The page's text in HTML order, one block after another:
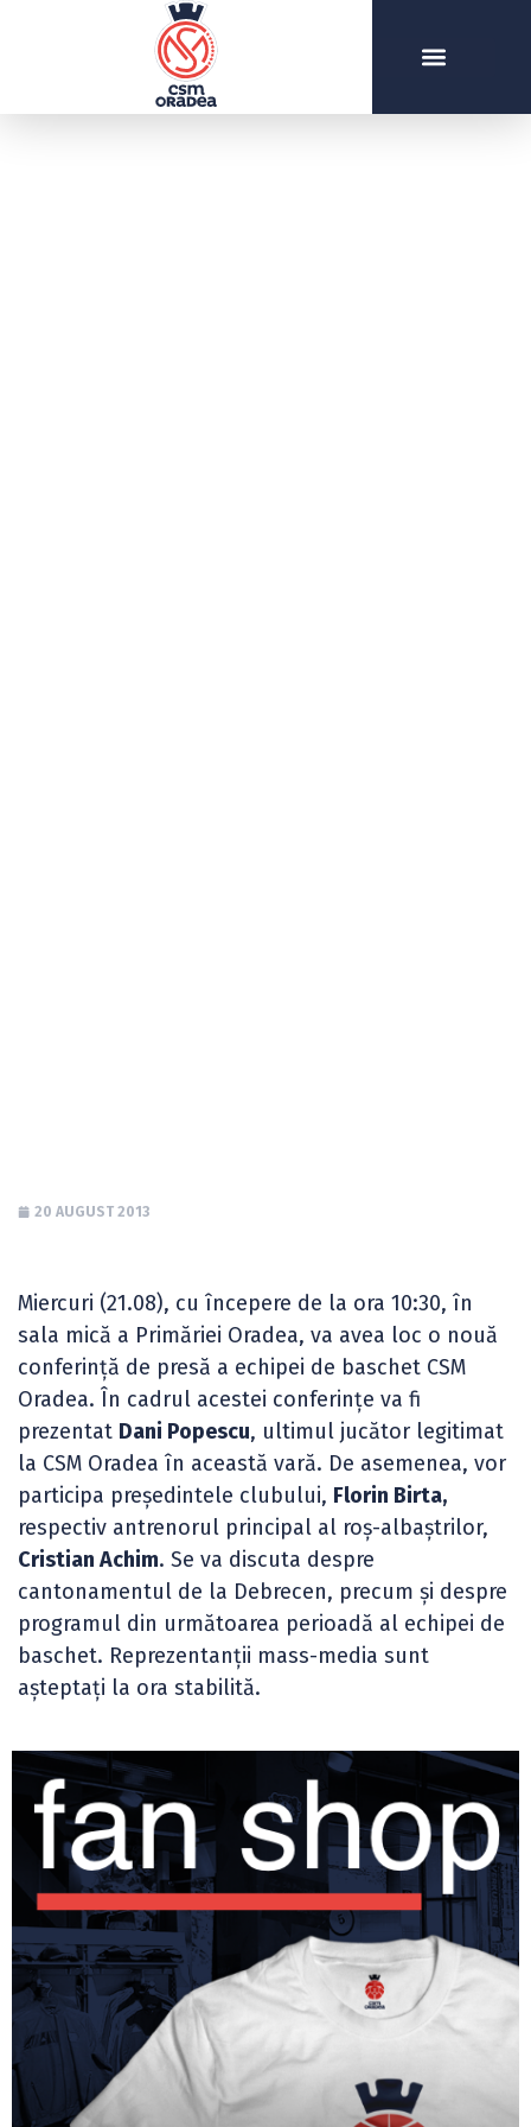
20 AUGUST 2013
Miercuri (21.08), cu începere de la ora 10:30, în
sala mică a Primăriei Oradea, va avea loc o nouă
conferință de presă a echipei de baschet CSM
Oradea. În cadrul acestei conferințe va fi
prezentat Dani Popescu, ultimul jucător legitimat
la CSM Oradea în această vară. De asemenea, vor
participa președintele clubului, Florin Birta,
respectiv antrenorul principal al roș-albaștrilor,
Cristian Achim. Se va discuta despre
cantonamentul de la Debrecen, precum și despre
programul din următoarea perioadă al echipei de
baschet. Reprezentanții mass-media sunt
așteptați la ora stabilită.